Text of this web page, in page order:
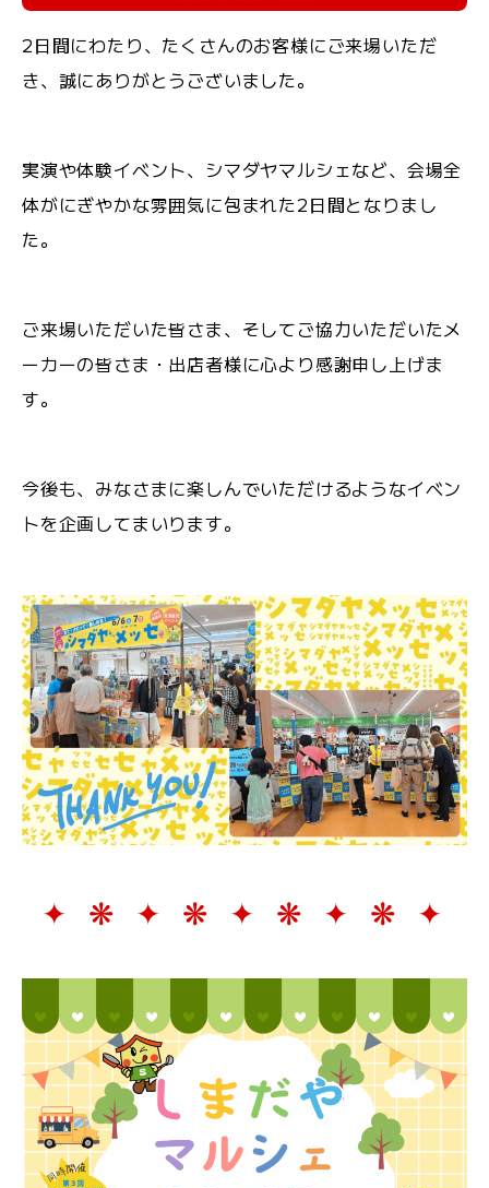
2日間にわたり、たくさんのお客様にご来場いただ
き、誠にありがとうございました。
実演や体験イベント、シマダヤマルシェなど、会場全
体がにぎやかな雰囲気に包まれた2日間となりまし
た。
ご来場いただいた皆さま、そしてご協力いただいたメ
ーカーの皆さま・出店者様に心より感謝申し上げま
す。
今後も、みなさまに楽しんでいただけるようなイベン
トを企画してまいります。
✦ ❋ ✦ ❋ ✦ ❋ ✦ ❋ ✦